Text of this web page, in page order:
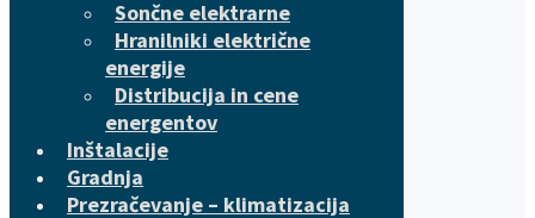
Sončne elektrarne
Hranilniki električne
energije
Distribucija in cene
energentov
Inštalacije
Gradnja
Prezračevanje – klimatizacija